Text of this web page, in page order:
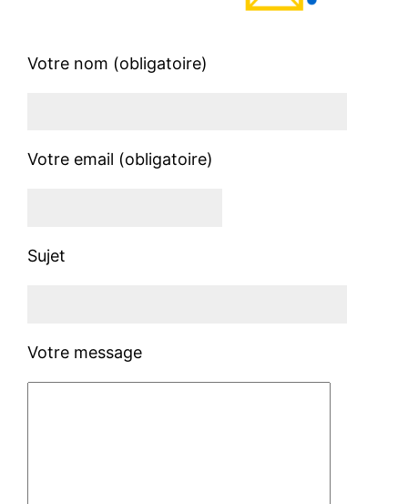
Votre nom (obligatoire)
Votre email (obligatoire)
Sujet
Votre message